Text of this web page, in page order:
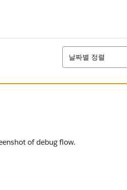
정렬
날짜별 정렬
of debug flow.